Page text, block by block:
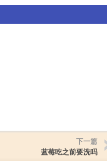
下一篇
蓝莓吃之前要洗吗